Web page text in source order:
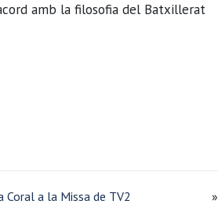
amb la filosofia del Batxillerat
Coral a la Missa de TV2 »